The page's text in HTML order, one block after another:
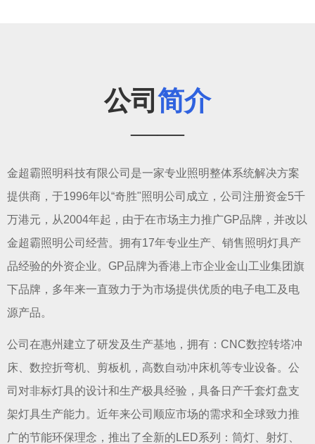
金超霸照明科技有限公司是一家专业照明整体系统解决方案
提供商，于1996年以“奇胜"照明公司成立，公司注册资金5千
万港元，从2004年起，由于在市场主力推广GP品牌，并改以
金超霸照明公司经营。拥有17年专业生产、销售照明灯具产
品经验的外资企业。GP品牌为香港上市企业金山工业集团旗
下品牌，多年来一直致力于为市场提供优质的电子电工及电
源产品。
公司在惠州建立了研发及生产基地，拥有：CNC数控转塔冲
床、数控折弯机、剪板机，高数自动冲床机等专业设备。公
司对非标灯具的设计和生产极具经验，具备日产千套灯盘支
架灯具生产能力。近年来公司顺应市场的需求和全球致力推
广的节能环保理念，推出了全新的LED系列：筒灯、射灯、
公司 简介
——